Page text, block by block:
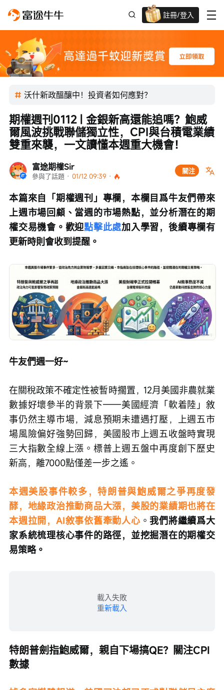
註冊/登入
迎新驚喜賞 股票/BTC等任你揀!
沃什新政醞釀中！投資者如何應對？
富途期權Sir
參與了話題 · 01/12 09:39 ·
關注
期權週刊0112 | 金銀新高還能追嗎？鮑威
爾風波挑戰聯儲獨立性，CPI與台積電業績
雙重來襲，一文讀懂本週重大機會！
本篇來自「期權週刊」專欄，本欄目爲牛友們帶來
上週市場回顧、當週的市場熱點，並分析潛在的期
權交易機會。歡迎點擊此處加入學習，後續專欄有
更新時則會收到提醒。
牛友們週一好~
在關稅政策不確定性被暫時擱置，12月美國非農就業
數據好壞參半的背景下——美國經濟「軟着陸」敘
事仍然主導市場，減息預期未遭遇打壓，上週五市
場風險偏好強勢回歸，美國股市上週五收盤時實現
三大指數全線上漲。標普上週五盤中再度創下歷史
新高，離7000點僅差一步之遙。
本週美股事件較多，特朗普與鮑威爾之爭再度發
酵，地緣政治推動商品大漲，美股的業績期也將在
本週拉開，AI敘事依舊牽動人心 。我們將繼續爲大
家系統梳理核心事件的路徑，並挖掘潛在的期權交
易策略。
載入失敗
重新載入
特朗普劍指鮑威爾，親自下場搞QE？關注CPI
數據